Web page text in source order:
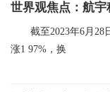
截至2023年6月28
涨1 97%，换